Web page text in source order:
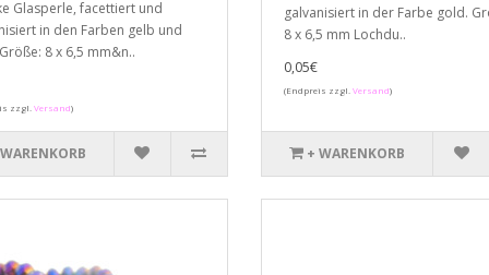
Glasperle, facettiert und
in den Farben gelb und
8 x 6,5 mm&n..
zzgl. Versand)
galvanisiert in der Farbe gold.
8 x 6,5 mm Lochdu..
0,05€
(Endpreis zzgl. Versand)
+ WARENKORB